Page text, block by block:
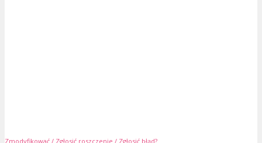
Zmodyfikować / Zgłosić roszczenie / Zgłosić błąd?